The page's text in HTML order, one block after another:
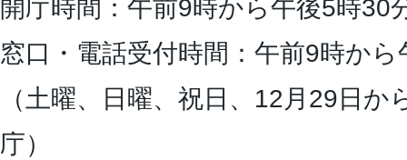
開庁時間：午前9時から午後5時30
窓口・電話受付時間：午前9時か
（土曜、日曜、祝日、12月29日
庁）